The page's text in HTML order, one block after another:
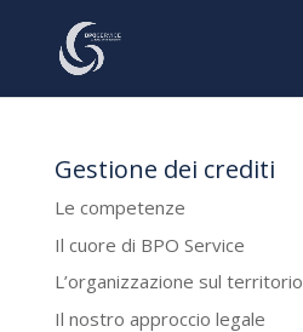
Gestione dei crediti
Le competenze
Il cuore di BPO Service
L’organizzazione sul territorio
Il nostro approccio legale